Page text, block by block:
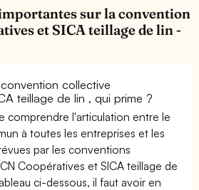
sur la convention
et SICA teillage de lin -
collective
teillage de lin , qui prime ?
comprendre l'articulation entre le
à toutes les entreprises et les
par les conventions
Coopératives et SICA teillage de
ci-dessous, il faut avoir en